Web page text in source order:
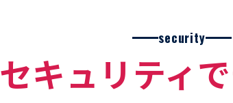
security
セキュリティで